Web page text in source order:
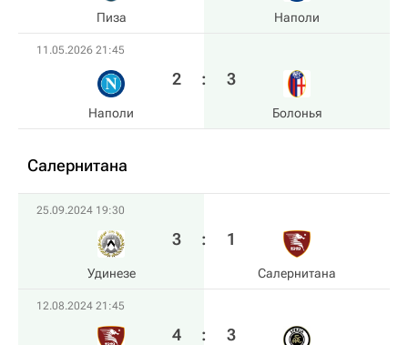
Пиза Наполи
11.05.2026 21:45
Наполи
2 : 3
Болонья
Салернитана
25.09.2024 19:30
Удинезе
3 : 1
Салернитана
12.08.2024 21:45
4 : 3